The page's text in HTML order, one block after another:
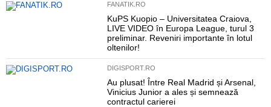
FANATIK.RO
KuPS Kuopio – Universitatea Craiova,
LIVE VIDEO în Europa League, turul 3
preliminar. Reveniri importante în lotul
oltenilor!
DIGISPORT.RO
Au plusat! Între Real Madrid și Arsenal,
Vinicius Junior a ales și semnează
contractul carierei